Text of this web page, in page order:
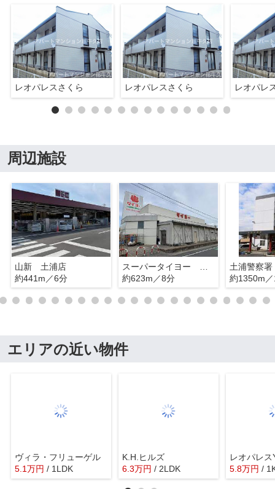
レオパレスさくら レオパレスさくら レオパレ
周辺施設
山新 土浦店
約441m／6分
約623m／8分
土浦警察署
約1350m
エリアの近い物件
ヴィラ・フリューゲル
5.1万円 / 1LDK
K.H.ヒルズ
6.3万円 / 2LDK 5.8万円 /